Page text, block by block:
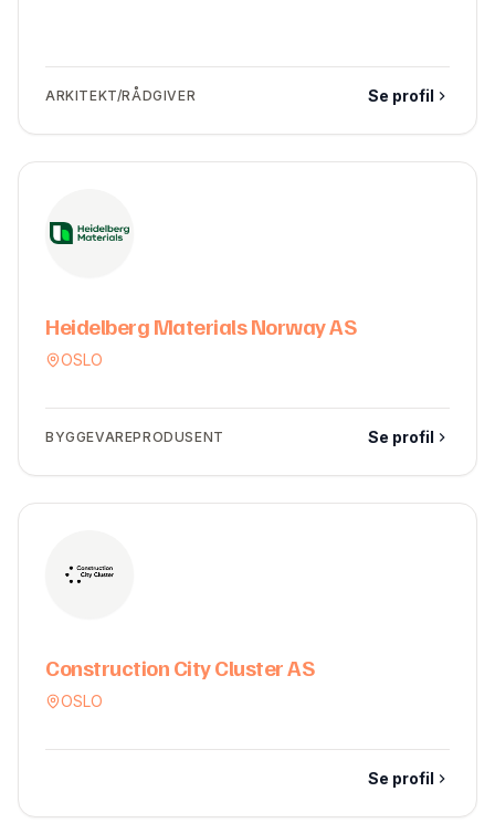
ARKITEKT/RÅDGIVER Se profil
Heidelberg Materials Norway AS
OSLO
BYGGEVAREPRODUSENT Se profil
Construction City Cluster AS
OSLO
Se profil